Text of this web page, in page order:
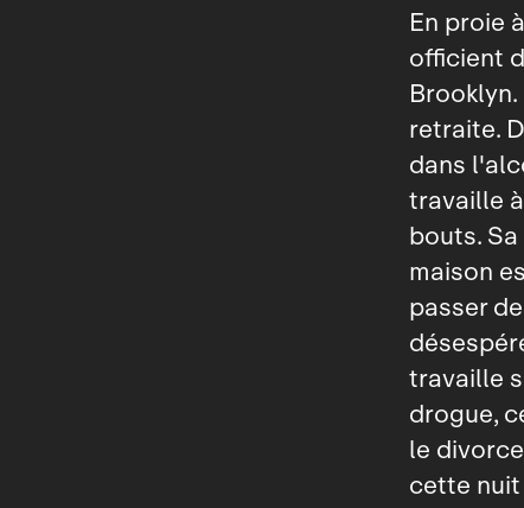
En proie
officient
retraite.
dans
travaille
bouts.
maison
passer
travaille
drogue,
le
cette